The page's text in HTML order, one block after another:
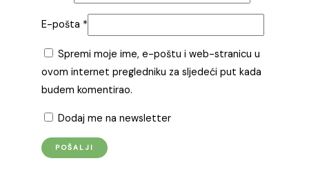
E-pošta *
Spremi moje ime, e-poštu i web-stranicu u
ovom internet pregledniku za sljedeći put kada
budem komentirao.
Dodaj me na newsletter